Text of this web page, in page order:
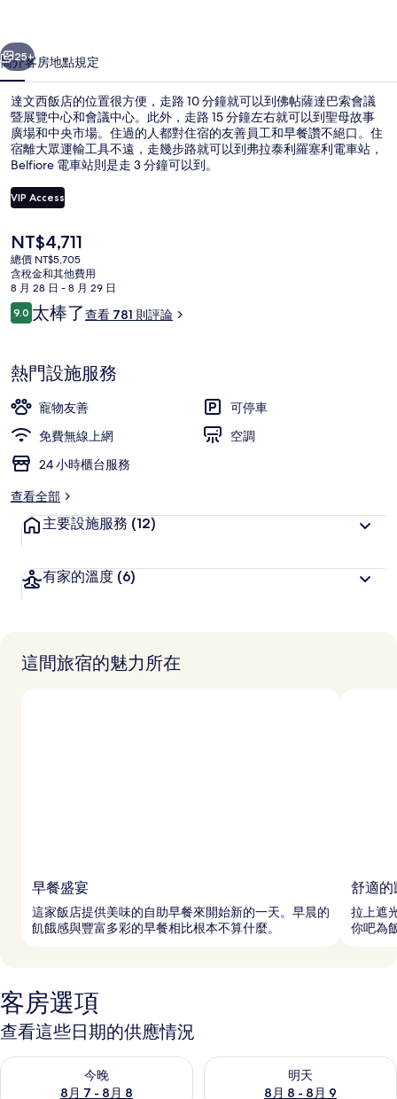
片
集
個 下一個
25+
簡介客房地點規定
達文西飯店的位置很方便，走路 10 分鐘就可以到佛帖薩達巴索會議
暨展覽中心和會議中心。此外，走路 15 分鐘左右就可以到聖母故事
廣場和中央市場。住過的人都對住宿的友善員工和早餐讚不絕口。住
宿離大眾運輸工具不遠，走幾步路就可以到弗拉泰利羅塞利電車站，
Belfiore 電車站則是走 3 分鐘可以到。
VIP Access
目
前
的
價
格
是
NT$4,711
總價 NT$5,705
含稅金和其他費用
8 月 28 日 - 8 月 29 日
評
論
9.09.0 分，滿分 10 分，
太棒了查看 781 則評論
熱門設施服務
寵物友善
可停車
免費無線上網
空調
24 小時櫃台服務
查看全部
主要設施服務 (12)
有家的溫度 (6)
這間旅宿的魅力所在
早餐盛宴
這家飯店提供美味的自助早餐來開始新的一天。早晨的
飢餓感與豐富多彩的早餐相比根本不算什麼。
舒適的
拉上遮
你吧為
客房選項
查看這些日期的供應情況
今晚
8月 7 - 8月 8
查看今晚 (8月 7 - 8月 8) 的供應情況
明天
8月 8 - 8月 9
查看明天 (8月 8 - 8月 9) 的供